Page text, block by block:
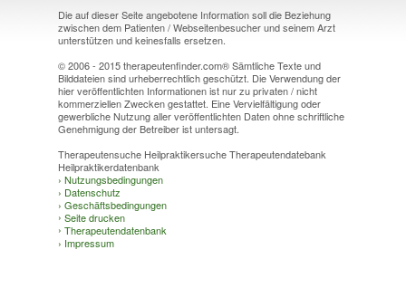
Die auf dieser Seite angebotene Information soll die Beziehung
zwischen dem Patienten / Webseitenbesucher und seinem Arzt
unterstützen und keinesfalls ersetzen.
© 2006 - 2015 therapeutenfinder.com® Sämtliche Texte und
Bilddateien sind urheberrechtlich geschützt. Die Verwendung der
hier veröffentlichten Informationen ist nur zu privaten / nicht
kommerziellen Zwecken gestattet. Eine Vervielfältigung oder
gewerbliche Nutzung aller veröffentlichten Daten ohne schriftliche
Genehmigung der Betreiber ist untersagt.
Therapeutensuche Heilpraktikersuche Therapeutendatebank
Heilpraktikerdatenbank
› Nutzungsbedingungen
› Datenschutz
› Geschäftsbedingungen
› Seite drucken
› Therapeutendatenbank
› Impressum